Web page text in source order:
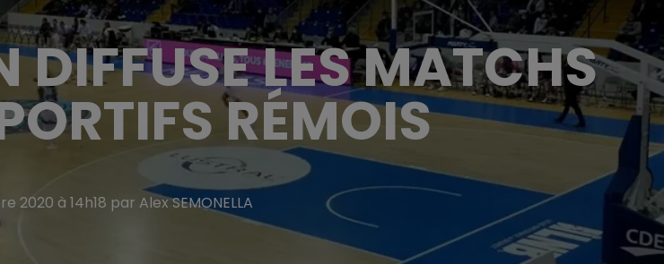
LES MATCHS
RÉMOIS
2020 à 14h18 par Alex SEMONELLA